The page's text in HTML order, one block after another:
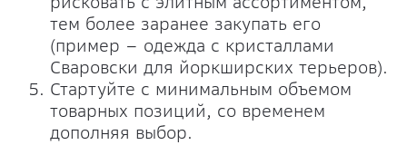
тем более заранее закупать его
(пример – одежда с кристаллами
Сваровски для йоркширских терьеров).
Стартуйте с минимальным объемом
товарных позиций, со временем
дополняя выбор.